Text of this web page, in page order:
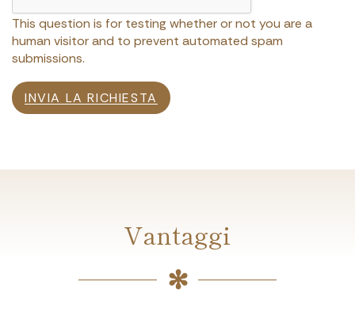
This question is for testing whether or not you are a
human visitor and to prevent automated spam
submissions.
INVIA LA RICHIESTA
Vantaggi